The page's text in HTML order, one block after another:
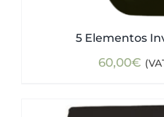
5 Elementos
60,00€